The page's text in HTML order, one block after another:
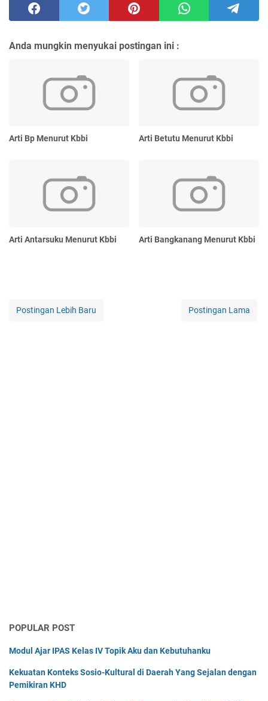
Anda mungkin menyukai postingan ini :
Arti Bp Menurut Kbbi Arti Betutu Menurut Kbbi
Arti Antarsuku Menurut Kbbi Arti Bangkanang Menurut Kbbi
Postingan Lebih Baru Postingan Lama
POPULAR POST
Modul Ajar IPAS Kelas IV Topik Aku dan Kebutuhanku
Kekuatan Konteks Sosio-Kultural di Daerah Yang Sejalan dengan
Pemikiran KHD